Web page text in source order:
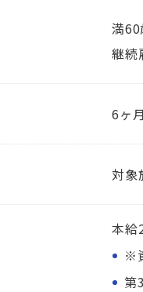
満
継続
6ヶ
対象
本給
※
第